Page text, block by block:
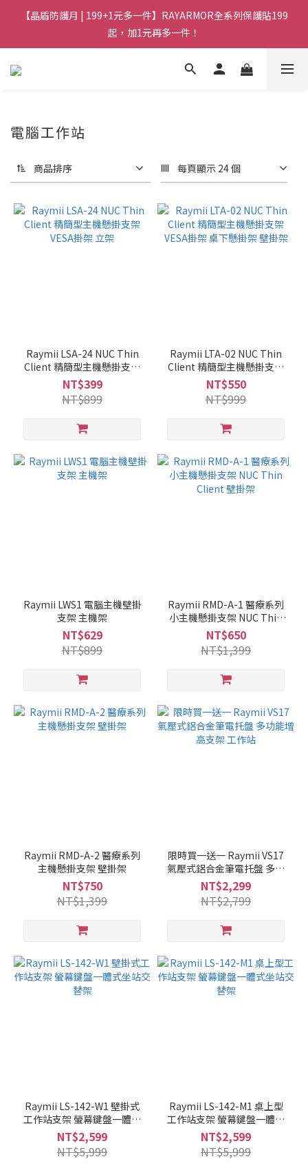
【晶盾防護月 | 199+1元多一件】RAYARMOR全系列保護貼199
起，加1元再多一件！
電腦工作站
商品排序 每頁顯示 24 個
Raymii LSA-24 NUC Thin
Client 精簡型主機懸掛支架
VESA掛架 立架
NT$399
NT$899
Raymii LTA-02 NUC Thin
Client 精簡型主機懸掛支架
VESA掛架 桌下懸掛架 壁掛
架
NT$550
NT$999
Raymii LWS1 電腦主機壁掛
支架 主機架
NT$629
NT$899
Raymii RMD-A-1 醫療系列
小主機懸掛支架 NUC Thin
Client 壁掛架
NT$650
NT$1,399
Raymii RMD-A-2 醫療系列
主機懸掛支架 壁掛架
NT$750
NT$1,399
限時買一送一 Raymii VS17
氣壓式鋁合金筆電托盤 多功
能增高支架 工作站
NT$2,299
NT$2,799
Raymii LS-142-W1 壁掛式
工作站支架 螢幕鍵盤一體式
坐站交替架
NT$2,599
NT$5,999
Raymii LS-142-M1 桌上型
工作站支架 螢幕鍵盤一體式
坐站交替架
NT$2,599
NT$5,999